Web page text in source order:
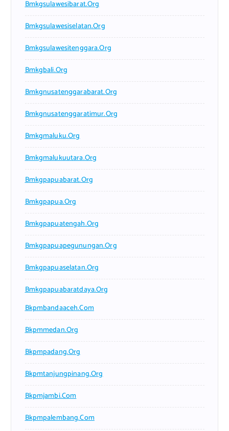
Bmkgsulawesibarat.org
Bmkgsulawesiselatan.org
Bmkgsulawesitenggara.org
Bmkgbali.org
Bmkgnusatenggarabarat.org
Bmkgnusatenggaratimur.org
Bmkgmaluku.org
Bmkgmalukuutara.org
Bmkgpapuabarat.org
Bmkgpapua.org
Bmkgpapuatengah.org
Bmkgpapuapegunungan.org
Bmkgpapuaselatan.org
Bmkgpapuabaratdaya.org
Bkpmbandaaceh.com
Bkpmmedan.org
Bkpmpadang.org
Bkpmtanjungpinang.org
Bkpmjambi.com
Bkpmpalembang.com